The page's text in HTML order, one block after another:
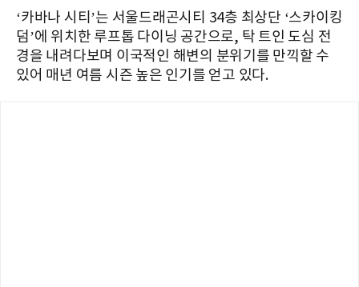
‘카바나 시티’는 서울드래곤시티 34층 최상단 ‘스카이킹
덤’에 위치한 루프톱 다이닝 공간으로, 탁 트인 도심 전
경을 내려다보며 이국적인 해변의 분위기를 만끽할 수
있어 매년 여름 시즌 높은 인기를 얻고 있다.